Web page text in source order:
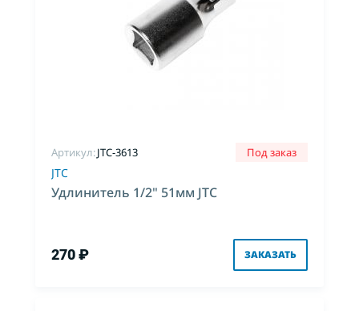
Артикул:JTC-3613 Под заказ
JTC
Удлинитель 1/2" 51мм JTC
270 ₽ ЗАКАЗАТЬ